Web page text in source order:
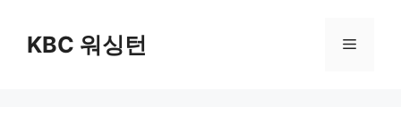
KBC 워싱턴 메